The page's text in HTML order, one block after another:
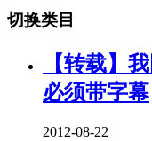
切换类目
【转载】
必须带字幕
2012-08-22